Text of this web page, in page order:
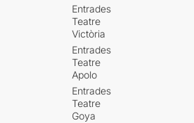
Entrades
Teatre
Victòria
Entrades
Teatre
Apolo
Entrades
Teatre
Goya